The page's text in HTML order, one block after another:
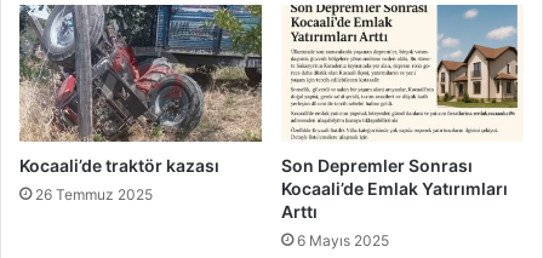
Kocaali’de traktör kazası
26 Temmuz 2025
Son Depremler Sonrası
Kocaali’de Emlak Yatırımları
Arttı
6 Mayıs 2025